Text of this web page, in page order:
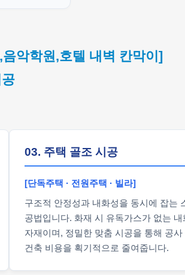
악학원,호텔 내벽 칸막이]
03. 주택 골조 시공
[단독주택 · 전원주택 · 빌라]
구조적 안정성과 내화성을 동시에 잡는
공법입니다. 화재 시 유독가스가 없는 내
자재이며, 정밀한 맞춤 시공을 통해 공사
건축 비용을 획기적으로 줄여줍니다.